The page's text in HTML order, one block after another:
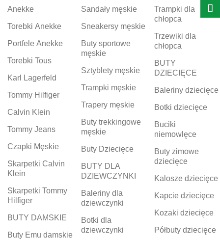
Anekke
Torebki Anekke
Portfele Anekke
Torebki Tous
Karl Lagerfeld
Tommy Hilfiger
Calvin Klein
Tommy Jeans
Czapki Męskie
Skarpetki Calvin
Klein
Skarpetki Tommy
Hilfiger
BUTY DAMSKIE
Buty Emu damskie
Sandały męskie
Sneakersy męskie
Buty sportowe
męskie
Sztyblety męskie
Trampki męskie
Trapery męskie
Buty trekkingowe
męskie
Buty Dziecięce
BUTY DLA
DZIEWCZYNKI
Baleriny dla
dziewczynki
Botki dla
dziewczynki
Trampki dla
chłopca
Trzewiki dla
chłopca
BUTY
DZIECIĘCE
Baleriny dziecięce
Botki dziecięce
Buciki
niemowlęce
Buty zimowe
dziecięce
Kalosze dziecięce
Kapcie dziecięce
Kozaki dziecięce
Półbuty dziecięce